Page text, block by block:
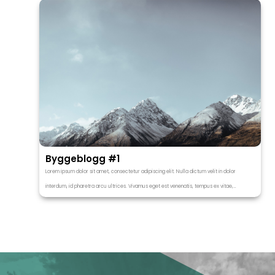
Byggeblogg #1
Lorem ipsum dolor sit amet, consectetur adipiscing elit. Nulla dictum velit in dolor
interdum, id pharetra arcu ultrices. Vivamus eget est venenatis, tempus ex vitae,…